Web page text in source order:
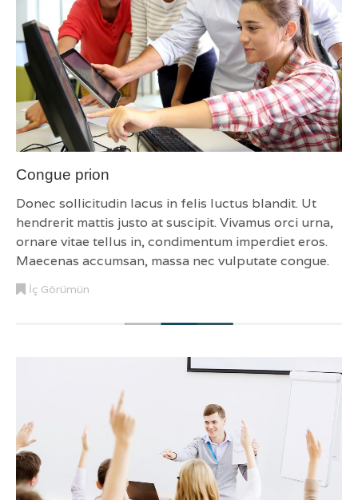
Congue prion
Donec sollicitudin lacus in felis luctus blandit. Ut
hendrerit mattis justo at suscipit. Vivamus orci urna,
ornare vitae tellus in, condimentum imperdiet eros.
Maecenas accumsan, massa nec vulputate congue.
İç Görümün